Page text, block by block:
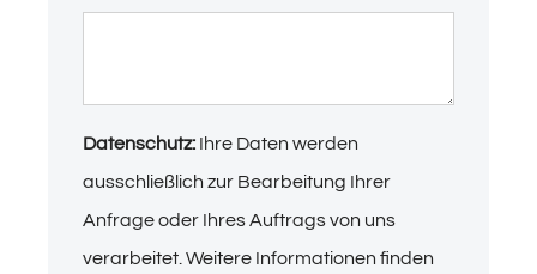
Datenschutz: Ihre Daten werden
ausschließlich zur Bearbeitung Ihrer
Anfrage oder Ihres Auftrags von uns
verarbeitet. Weitere Informationen finden